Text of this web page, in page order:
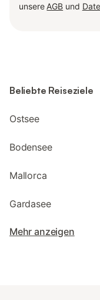
unsereAGB und
Beliebte Reiseziele
Ostsee
Bodensee
Mallorca
Gardasee
Mehr anzeigen